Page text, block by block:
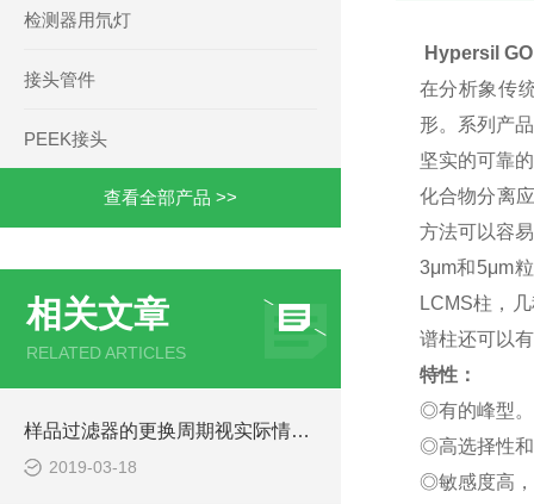
检测器用氘灯
接头管件
PEEK接头
查看全部产品 >>
相关文章
RELATED ARTICLES
样品过滤器的更换周期视实际情况而定
2019-03-18
Hypersil
在分析象传
形。系列产
坚实的可靠
化合物分离
方法可以容
3μm和5μm
LCMS柱，
谱柱还可以
特性：
◎有的峰
◎高选择
◎敏感度